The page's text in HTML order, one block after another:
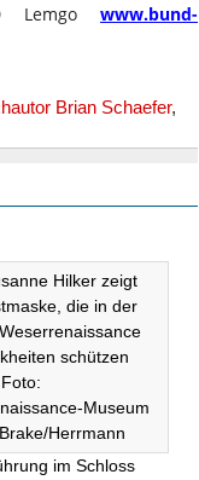
Lemgo www.bund-
Brian Schaefer,
im Schloss